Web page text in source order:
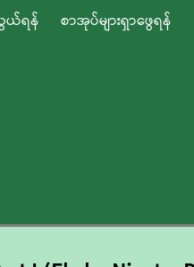
ရန် စာအုပ်များရှာဖွေရန်